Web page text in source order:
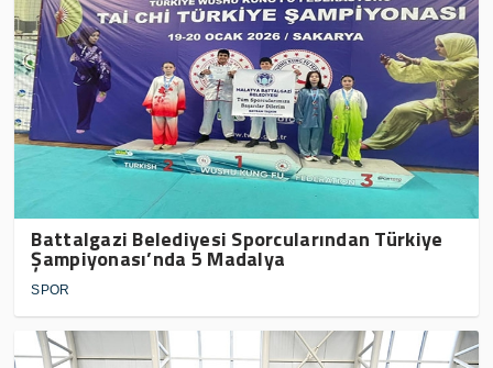
Battalgazi Belediyesi Sporcularından Türkiye
Şampiyonası’nda 5 Madalya
SPOR